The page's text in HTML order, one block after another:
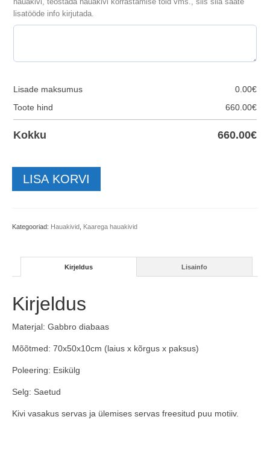
lisatööde info kirjutada.
Lisade maksumus 0.00€
Toote hind
660.00€
Kokku 660.00€
t70x50x10cm
LISA KORVI
Kategooriad: Hauakivid Kaarega hauakivid
Kirjeldus Lisainfo
Kirjeldus
Materjal: Gabbro diabaas
Mõõtmed: 70x50x10cm (laius x kõrgus x paksus)
Poleering: Esikülg
Selg: Saetud
Kivi vasakus servas ja ülemises servas freesitud puu motiiv.